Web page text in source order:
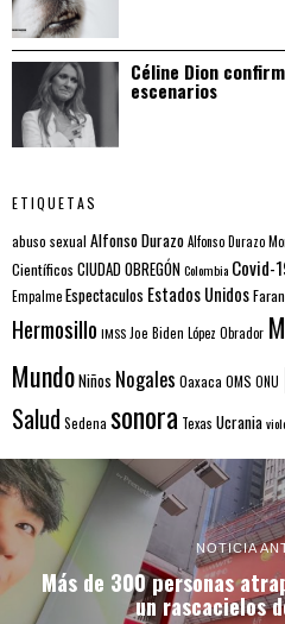
Céline Dion
escenarios
ETIQUETAS
abuso sexual Alfonso DurazoAlfonso Durazo
Científicos CIUDAD OBREGÓNColombia Covid-
EmpalmeEspectaculos Estados Unidos
Hermosillo IMSS Joe Biden López Obrador
MundoNiños Nogales Oaxaca OMS ONU
Salud Sedena sonora Texas Ucrania
NOTICIA
Más de 300 personas
un rascacielos